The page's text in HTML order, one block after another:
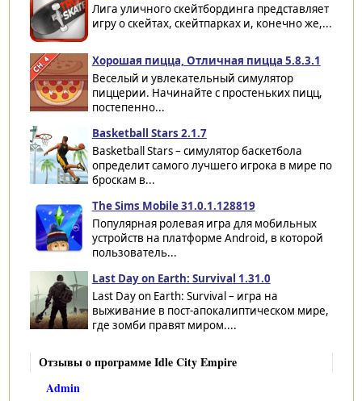
Лига уличного скейтбординга представляет
игру о скейтах, скейтпарках и, конечно же,...
Хорошая пицца, Отличная пицца 5.8.3.1
Веселый и увлекательный симулятор
пиццерии. Начинайте с простеньких пицц,
постепенно...
Basketball Stars 2.1.7
Basketball Stars – симулятор баскетбола
определит самого лучшего игрока в мире по
броскам в...
The Sims Mobile 31.0.1.128819
Популярная ролевая игра для мобильных
устройств на платформе Android, в которой
пользователь...
Last Day on Earth: Survival 1.31.0
Last Day on Earth: Survival – игра на
выживание в пост-апокалиптическом мире,
где зомби правят миром....
Отзывы о программе Idle City Empire
Admin